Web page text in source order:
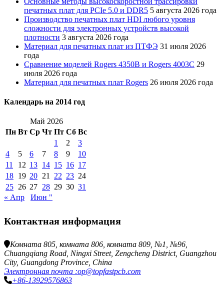
печатных плат для PCIe 5.0 и DDR5 5 августа 2026 года
Производство печатных плат HDI любого уровня
сложности для электронных устройств высокой
плотности 3 августа 2026 года
Материал для печатных плат из ПТФЭ 31 июля 2026
года
Сравнение моделей Rogers 4350B и Rogers 4003C 29
июля 2026 года
Материал для печатных плат Rogers 26 июля 2026 года
Календарь на 2014 год
Май 2026
Пн Вт Ср Чт Пт Сб Вс
1
2
3
4
5 6 7 8 9
10
11
12 13 14 15 16 17
18 19 20 21 22 23 24
25 26 27 28 29 30 31
« Апр
Июн "
Контактная информация
Комната 805, комната 806, комната 809, №1, №96,
Chuangqiang Road, Ningxi Street, Zengcheng District, Guangzhou
City, Guangdong Province, China
Электронная почта :op@topfastpcb.com
+86-13929576863